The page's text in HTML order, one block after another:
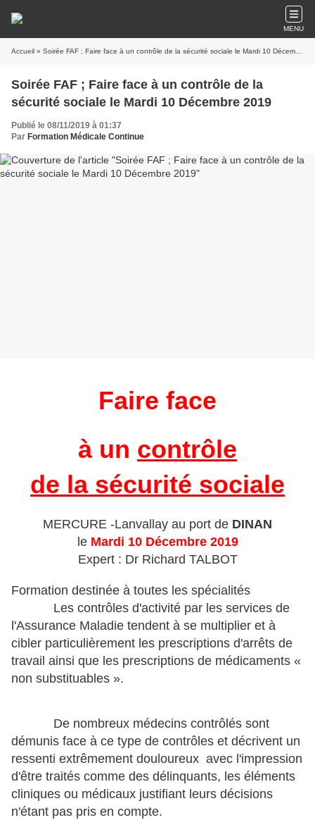
MENU
Accueil » Soirée FAF ; Faire face à un contrôle de la sécurité sociale le Mardi 10 Décembre 2019
Soirée FAF ; Faire face à un contrôle de la
sécurité sociale le Mardi 10 Décembre 2019
Publié le 08/11/2019 à 01:37
Par Formation Médicale Continue
Faire face
à un contrôle
de la sécurité sociale
MERCURE -Lanvallay au port de DINAN
le Mardi 10 Décembre 2019
Expert : Dr Richard TALBOT
Formation destinée à toutes les spécialités
Les contrôles d'activité par les services de
l'Assurance Maladie tendent à se multiplier et à
cibler particulièrement les prescriptions d'arrêts de
travail ainsi que les prescriptions de médicaments «
non substituables ».
De nombreux médecins contrôlés sont
démunis face à ce type de contrôles et décrivent un
ressenti extrêmement douloureux avec l'impression
d'être traités comme des délinquants, les éléments
cliniques ou médicaux justifiant leurs décisions
n'étant pas pris en compte.